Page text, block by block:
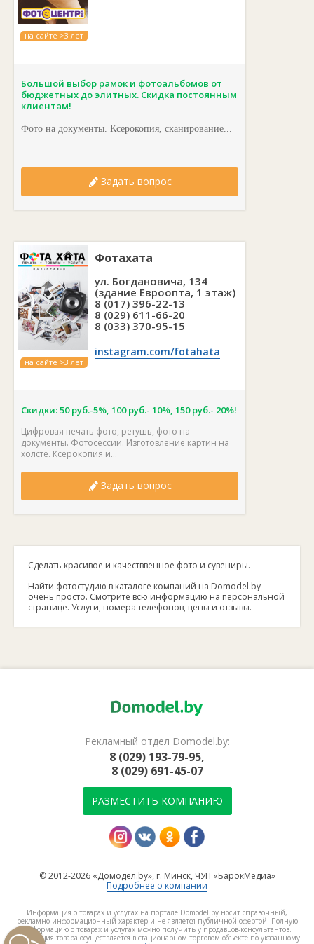
на сайте >3 лет
Большой выбор рамок и фотоальбомов от
бюджетных до элитных. Скидка постоянным
клиентам!
Фото на документы. Ксерокопия, сканирование...
Задать вопрос
на сайте >3 лет
Фотахата
ул. Богдановича, 134
(здание Евроопта, 1 этаж)
8 (017) 396-22-13
8 (029) 611-66-20
8 (033) 370-95-15
instagram.com/fotahata
Скидки: 50 руб.-5%, 100 руб.- 10%, 150 руб.- 20%!
Цифровая печать фото, ретушь, фото на
документы. Фотосессии. Изготовление картин на
холсте. Ксерокопия и...
Задать вопрос
Сделать красивое и качестввенное фото и сувениры.
Найти фотостудию в каталоге компаний на Domodel.by
очень просто. Смотрите всю информацию на персональной
странице. Услуги, номера телефонов, цены и отзывы.
Рекламный отдел Domodel.by:
8 (029) 193-79-95,
8 (029) 691-45-07
РАЗМЕСТИТЬ КОМПАНИЮ
© 2012-2026 «Домодел.by», г. Минск, ЧУП «БарокМедиа»
Подробнее о компании
Информация о товарах и услугах на портале Domodel.by носит справочный,
рекламно-информационный характер и не является публичной офертой. Полную
информацию о товарах и услугах можно получить у продавцов-консультантов.
Реализация товара осуществляется в стационарном торговом объекте по указанному